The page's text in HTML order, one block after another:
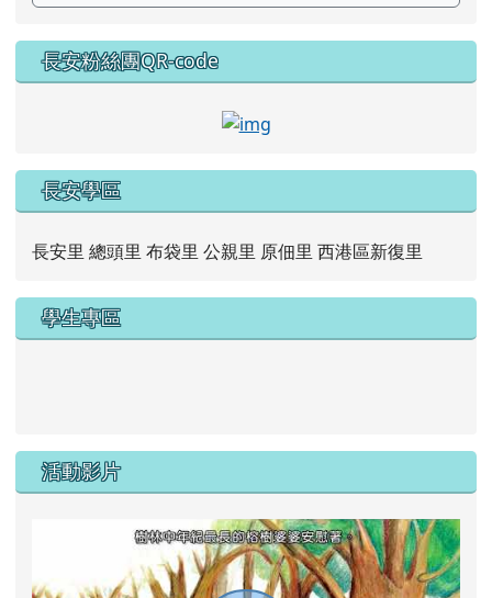
長安粉絲團QR-code
link to https://
長安學區
長安里 總頭里 布袋里 公親里 原佃里 西港區新復里
學生專區
活動影片